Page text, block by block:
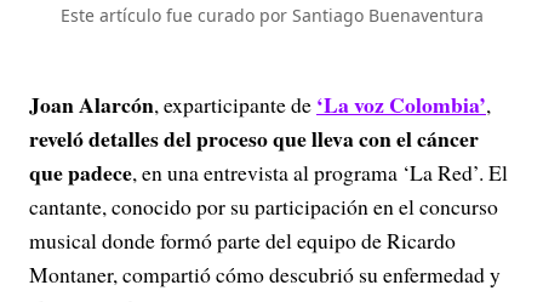
Este artículo fue curado por Santiago Buenaventura
Joan Alarcón, exparticipante de ‘La voz Colombia’,
reveló detalles del proceso que lleva con el cáncer
que padece, en una entrevista al programa ‘La Red’. El
cantante, conocido por su participación en el concurso
musical donde formó parte del equipo de Ricardo
Montaner, compartió cómo descubrió su enfermedad y